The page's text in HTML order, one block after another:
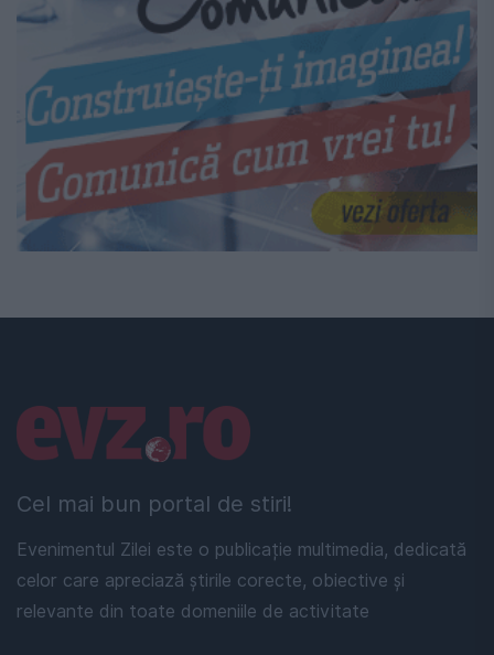
Cel mai bun portal de stiri!
Evenimentul Zilei este o publicație multimedia, dedicată
celor care apreciază știrile corecte, obiective și
relevante din toate domeniile de activitate
Linkuri utile